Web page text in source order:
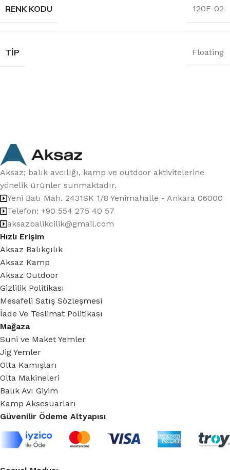
RENK KODU 120F-02
TIP Floating
Aksaz; balık avcılığı, kamp ve outdoor aktivitelerine
yönelik ürünler sunmaktadır.
Yeni Batı Mah. 2431SK 1/8 Yenimahalle - Ankara 06000
Telefon: +90 554 275 40 57
aksazbalikcilik@gmail.com
Hızlı Erişim
Aksaz Balıkçılık
Aksaz Kamp
Aksaz Outdoor
Gizlilik Politikası
Mesafeli Satış Sözleşmesi
İade Ve Teslimat Politikası
Mağaza
Suni ve Maket Yemler
Jig Yemler
Olta Kamışları
Olta Makineleri
Balık Avı Giyim
Kamp Aksesuarları
Güvenilir Ödeme Altyapısı